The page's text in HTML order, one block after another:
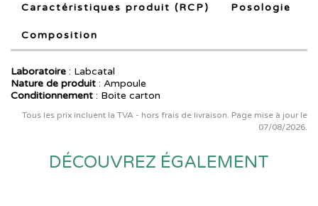
Caractéristiques produit (RCP) Posologie
Composition
Laboratoire : Labcatal
Nature de produit : Ampoule
Conditionnement : Boite carton
Tous les prix incluent la TVA - hors frais de livraison. Page mise à jour le
07/08/2026.
DÉCOUVREZ ÉGALEMENT